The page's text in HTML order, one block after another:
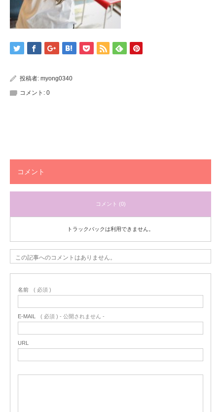
投稿者: myong0340
コメント: 0
コメント
コメント (0)
トラックバックは利用できません。
この記事へのコメントはありません。
名前 ( 必須 )
E-MAIL ( 必須 ) - 公開されません -
URL